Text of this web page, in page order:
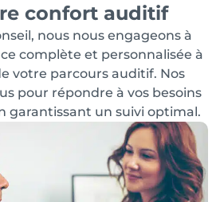
confort auditif
nous nous engageons à
complète et personnalisée à
votre parcours auditif. Nos
pour répondre à vos besoins
garantissant un suivi optimal.